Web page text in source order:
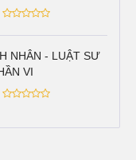
NHÂN - LUẬT SƯ
VI